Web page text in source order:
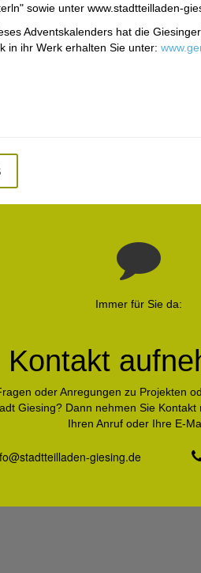
sowie unter ­­www.stadtteilladen-­
Adventskalenders hat die
in ihr Werk ­erhalten Sie unter:
Immer für Sie da:
Kontakt
oder Anregungen zu Projekten
Giesing? Dann nehmen Sie
Ihren Anruf oder Ihre E-
giesing.de